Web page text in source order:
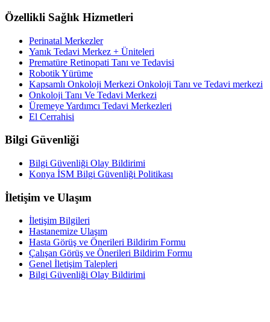
Özellikli Sağlık Hizmetleri
Perinatal Merkezler
Yanık Tedavi Merkez + Üniteleri
Prematüre Retinopati Tanı ve Tedavisi
Robotik Yürüme
Kapsamlı Onkoloji Merkezi Onkoloji Tanı ve Tedavi merkezi
Onkoloji Tanı Ve Tedavi Merkezi
Üremeye Yardımcı Tedavi Merkezleri
El Cerrahisi
Bilgi Güvenliği
Bilgi Güvenliği Olay Bildirimi
Konya İSM Bilgi Güvenliği Politikası
İletişim ve Ulaşım
İletişim Bilgileri
Hastanemize Ulaşım
Hasta Görüş ve Önerileri Bildirim Formu
Çalışan Görüş ve Önerileri Bildirim Formu
Genel İletişim Talepleri
Bilgi Güvenliği Olay Bildirimi